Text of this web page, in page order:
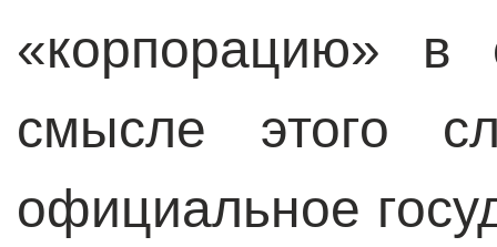
«корпорацию» в
смысле этого
официальное